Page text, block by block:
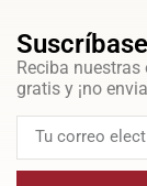
Reciba
gratis y ¡no